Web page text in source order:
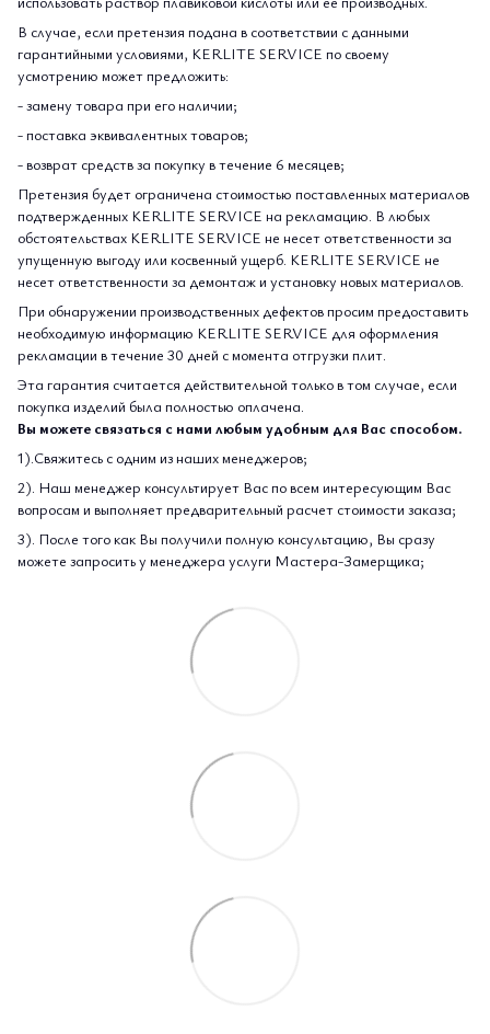
В случае, если претензия подана в соответствии с данными
гарантийными условиями, KERLITE SERVICE по своему
усмотрению может предложить:
- замену товара при его наличии;
- поставка эквивалентных товаров;
- возврат средств за покупку в течение 6 месяцев;
Претензия будет ограничена стоимостью поставленных материалов
подтвержденных KERLITE SERVICE на рекламацию. В любых
обстоятельствах KERLITE SERVICE не несет ответственности за
упущенную выгоду или косвенный ущерб. KERLITE SERVICE не
несет ответственности за демонтаж и установку новых материалов.
При обнаружении производственных дефектов просим предоставить
необходимую информацию KERLITE SERVICE для оформления
рекламации в течение 30 дней с момента отгрузки плит.
Эта гарантия считается действительной только в том случае, если
покупка изделий была полностью оплачена.
Вы можете связаться с нами любым удобным для Вас способом.
1).Свяжитесь с одним из наших менеджеров;
2). Наш менеджер консультирует Вас по всем интересующим Вас
вопросам и выполняет предварительный расчет стоимости заказа;
3). После того как Вы получили полную консультацию, Вы сразу
можете запросить у менеджера услуги Мастера-Замерщика;